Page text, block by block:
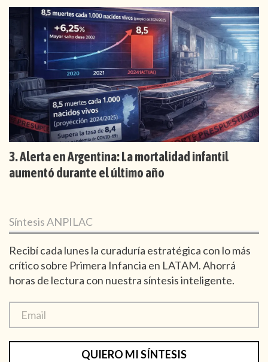
Alerta en Argentina: La mortalidad infantil
aumentó durante el último año
Síntesis ANPILAC
Recibí cada lunes la curaduría estratégica con lo más
crítico sobre Primera Infancia en LATAM. Ahorrá
horas de lectura con nuestra síntesis inteligente.
QUIERO MI SÍNTESIS